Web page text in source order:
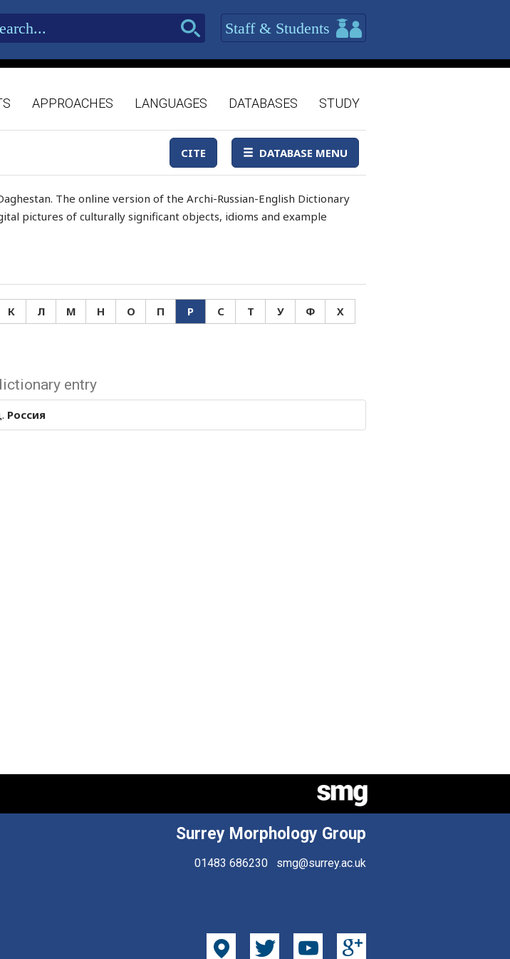
Staff & Students
APPROACHES LANGUAGES DATABASES STUDY
CITE DATABASE MENU
The online version of the Archi-Russian-English Dictionary
pictures of culturally significant objects, idioms and example
К Л М Н О П Р С Т У Ф
Х
entry
Россия
Surrey Morphology Group
01483 686230 smg@surrey.ac.uk